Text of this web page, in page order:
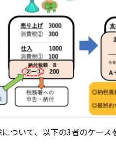
ついて、以下の3者のケー